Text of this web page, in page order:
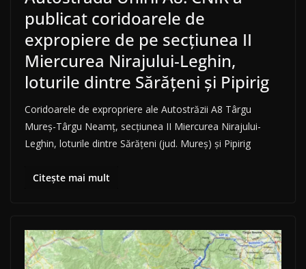
publicat coridoarele de
expropiere de pe secțiunea II
Miercurea Nirajului-Leghin,
loturile dintre Sărățeni și Pipirig
Coridoarele de expropriere ale Autostrăzii A8 Târgu
Mureș-Târgu Neamț, secțiunea II Miercurea Nirajului-
Leghin, loturile dintre Sărățeni (jud. Mureș) și Pipirig
Citește mai mult